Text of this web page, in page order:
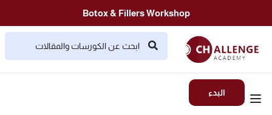
Botox & Fillers Workshop
البدء